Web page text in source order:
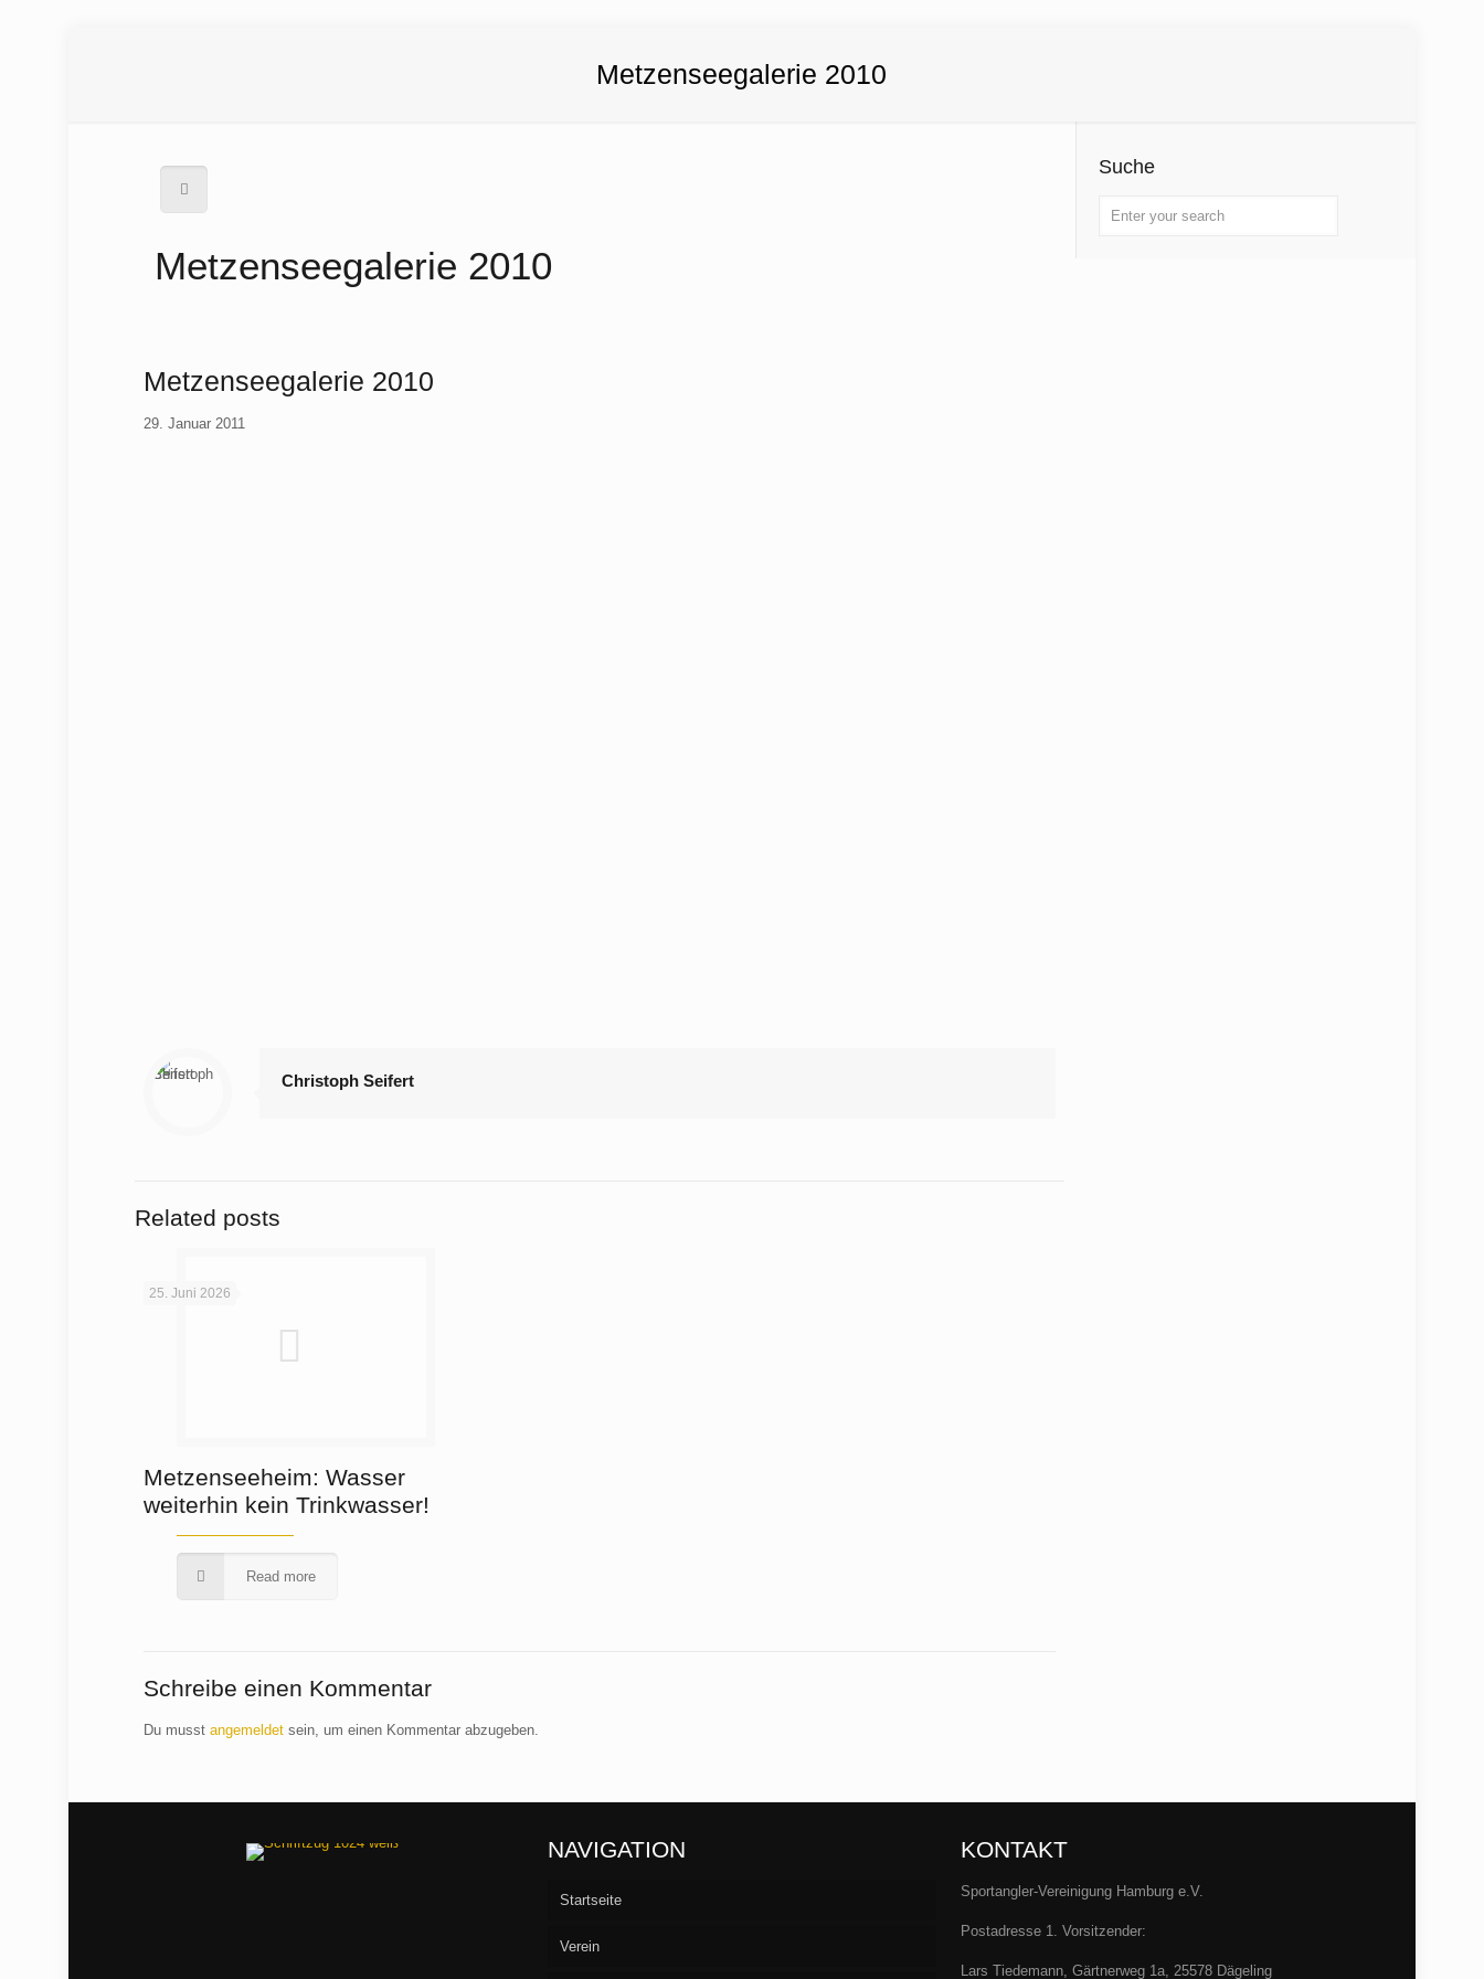
Metzenseegalerie 2010
Metzenseegalerie 2010
Metzenseegalerie 2010
29. Januar 2011
Christoph Seifert
Related posts
25. Juni 2026
Metzenseeheim: Wasser
weiterhin kein Trinkwasser!
Read more
Schreibe einen Kommentar
Du musstangemeldet sein, um einen Kommentar abzugeben.
Suche
NAVIGATION
Startseite
Verein
KONTAKT
Sportangler-Vereinigung Hamburg e.V.
Postadresse 1. Vorsitzender:
Lars Tiedemann, Gärtnerweg 1a, 25578 Dägeling